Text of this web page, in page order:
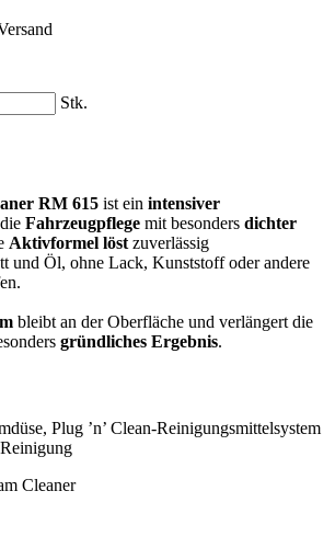
Stk.
RM 615 ist ein intensiver
Fahrzeugpflege mit besonders dichter
Aktivformel löst zuverlässig
und Öl, ohne Lack, Kunststoff oder andere
bleibt an der Oberfläche und verlängert die
gründliches Ergebnis.
Plug ’n’ Clean-Reinigungsmittelsystem
Cleaner